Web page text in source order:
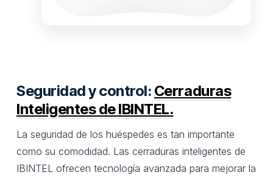
Seguridad y control: Cerraduras
Inteligentes de IBINTEL.
La seguridad de los huéspedes es tan importante
como su comodidad. Las cerraduras inteligentes de
IBINTEL ofrecen tecnología avanzada para mejorar la